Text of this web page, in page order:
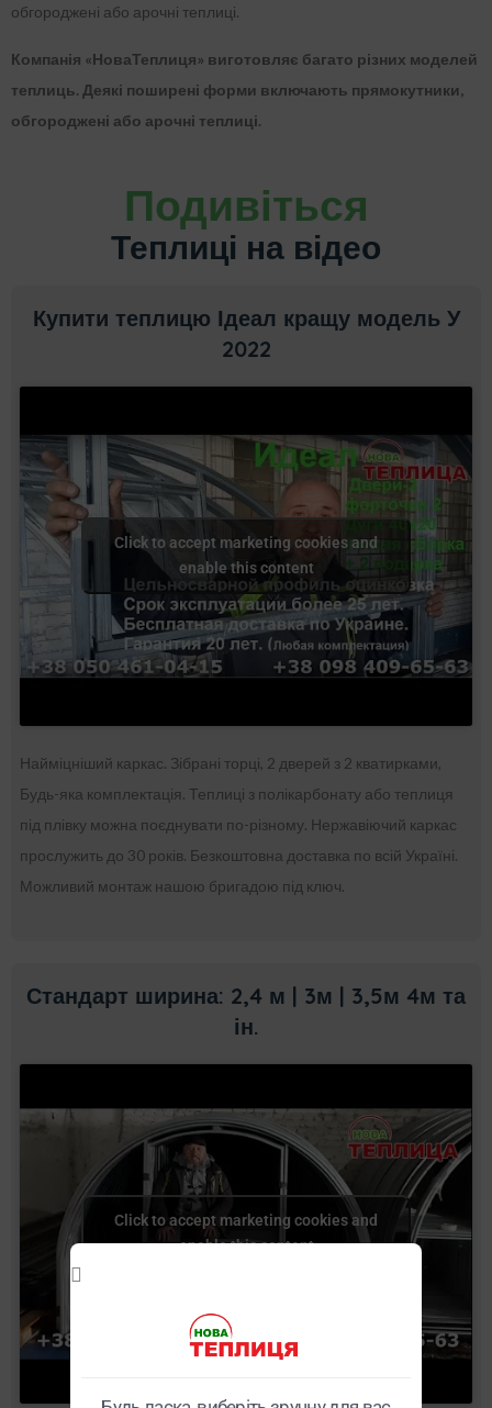
обгороджені або арочні теплиці.
Компанія «НоваТеплиця» виготовляє багато різних моделей
теплиць. Деякі поширені форми включають прямокутники,
обгороджені або арочні теплиці.
Подивіться
Теплиці на відео
Купити теплицю Ідеал кращу модель У
2022
Click to accept marketing cookies and
enable this content
Найміцніший каркас. Зібрані торці, 2 дверей з 2 кватирками,
Будь-яка комплектація. Теплиці з полікарбонату або теплиця
під плівку можна поєднувати по-різному. Нержавіючий каркас
прослужить до 30 років. Безкоштовна доставка по всій Україні.
Можливий монтаж нашою бригадою під ключ.
Стандарт ширина: 2,4 м | 3м | 3,5м 4м та
ін.
Click to accept marketing cookies and
enable this content